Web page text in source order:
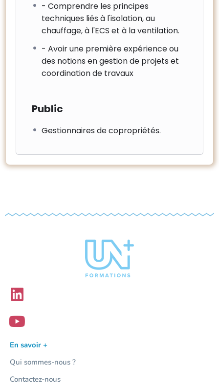
- Comprendre les principes
techniques liés à l'isolation, au
chauffage, à l'ECS et à la ventilation.
- Avoir une première expérience ou
des notions en gestion de projets et
coordination de travaux
Public
Gestionnaires de copropriétés.
En savoir +
Qui sommes-nous ?
Contactez-nous